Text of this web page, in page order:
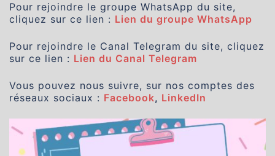
Pour rejoindre le groupe WhatsApp du site,
cliquez sur ce lien : Lien du groupe WhatsApp
Pour rejoindre le Canal Telegram du site, cliquez
sur ce lien : Lien du Canal Telegram
Vous pouvez nous suivre, sur nos comptes des
réseaux sociaux : Facebook, LinkedIn